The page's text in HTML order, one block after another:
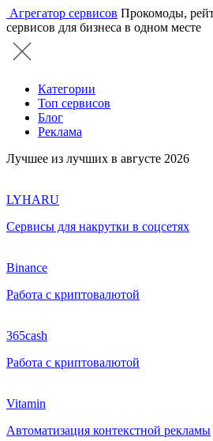
Агрегатор сервисов Прокомоды,
сервисов для бизнеса в одном месте
Категории
Топ сервисов
Блог
Реклама
Лучшее из лучших в августе 2026
LYHARU
Сервисы для накрутки в соцсетях
Binance
Работа с криптовалютой
365cash
Работа с криптовалютой
Vitamin
Автоматизация контекстной рекламы